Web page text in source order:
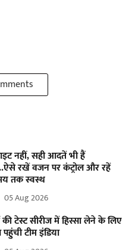
नहीं, सही आदतें भी हैं
रखें वजन पर कंट्रोल और रहें
तक स्वस्थ
05 Aug 2026
की टेस्ट सीरीज में हिस्सा लेने के लिए
पहुंची टीम इंडिया